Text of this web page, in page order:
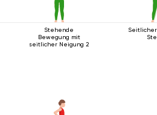
Stehende
Bewegung mit
seitlicher Neigung 2